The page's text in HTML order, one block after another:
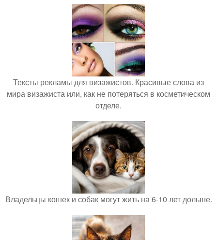
Тексты рекламы для визажистов. Красивые слова из
мира визажиста или, как не потеряться в косметическом
отделе.
Владельцы кошек и собак могут жить на 6-10 лет дольше.